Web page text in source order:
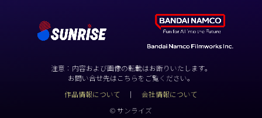
注意：内容および画像の転載はお断りいたします。
お問い合せ先はこちらをご覧ください。
作品情報について
会社情報について
© サンライズ